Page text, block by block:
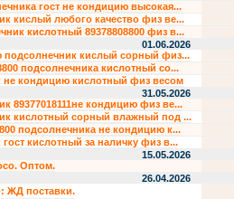
гост не кондицию высокая...
кислый любого качество физ ве...
кислотный 89378808800 физ в...
01.06.2026
подсолнечник кислый сорный физ...
подсолнечника кислотный со...
не кондицию кислотный физ весом
31.05.2026
89377018111не кондицию физ ве...
кислотный сорный влажный под ...
подсолнечника не кондицию к...
кислотный за наличку физ в...
15.05.2026
Оптом.
26.04.2026
ЖД поставки.